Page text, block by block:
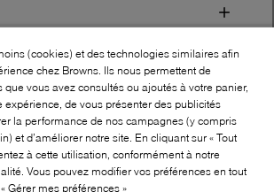
DROITS
(cookies) et des technologies similaires afin
chez Browns. Ils nous permettent de
vous avez consultés ou ajoutés à votre panier,
expérience, de vous présenter des publicités
la performance de nos campagnes (y compris
et d’améliorer notre site. En cliquant sur « Tout
à cette utilisation, conformément à notre
Vous pouvez modifier vos préférences en tout
Gérer mes préférences »